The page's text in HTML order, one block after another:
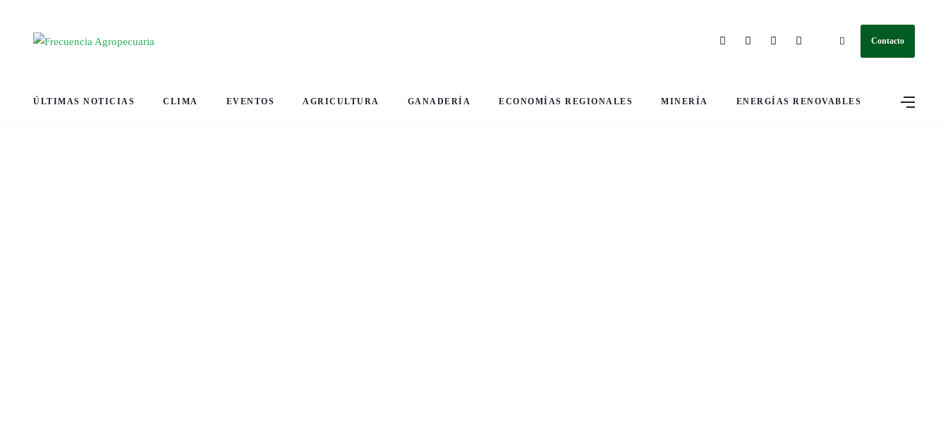
Contacto
ÚLTIMAS NOTICIAS CLIMA EVENTOS AGRICULTURA GANADERÍA ECONOMÍAS REGIONALES MINERÍA ENERGÍAS RENOVABLES